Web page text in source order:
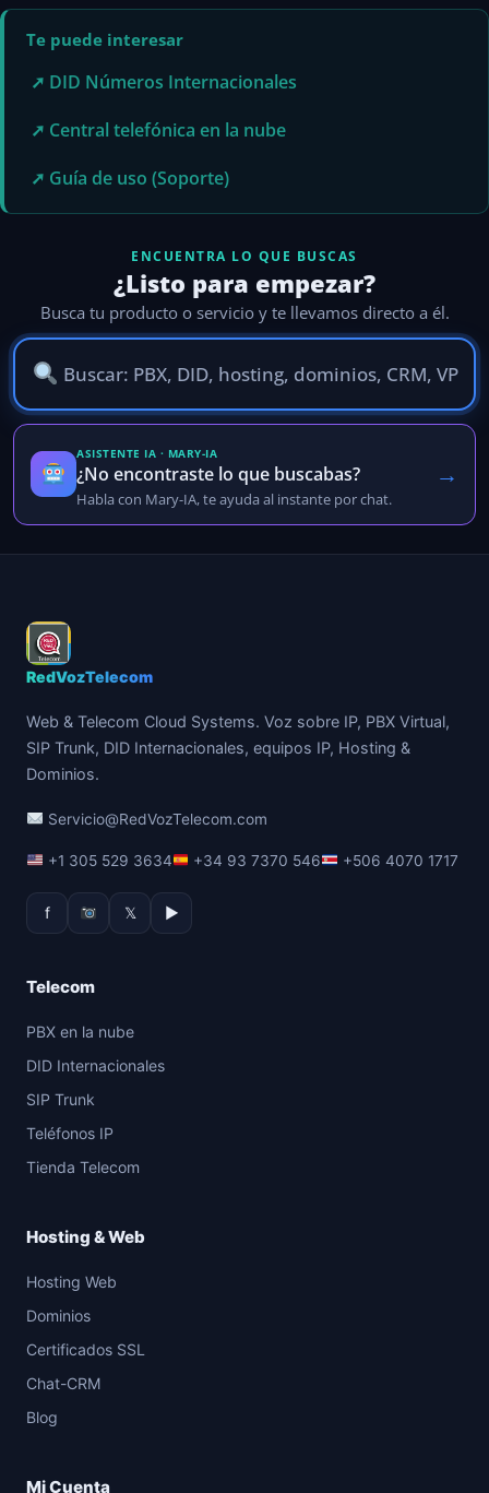
Te puede interesar
➚ DID Números Internacionales
➚ Central telefónica en la nube
➚ Guía de uso (Soporte)
ENCUENTRA LO QUE BUSCAS
¿Listo para empezar?
Busca tu producto o servicio y te llevamos directo a él.
ASISTENTE IA · MARY-IA
¿No encontraste lo que buscabas?
Habla con Mary-IA, te ayuda al instante por chat.
→
RedVozTelecom
Web & Telecom Cloud Systems. Voz sobre IP, PBX Virtual,
SIP Trunk, DID Internacionales, equipos IP, Hosting &
Dominios.
Servicio@RedVozTelecom.com
+1 305 529 3634 +34 93 7370 546 +506 4070 1717
f 𝕏 ▶
Telecom
PBX en la nube
DID Internacionales
SIP Trunk
Teléfonos IP
Tienda Telecom
Hosting & Web
Hosting Web
Dominios
Certificados SSL
Chat-CRM
Blog
Mi Cuenta